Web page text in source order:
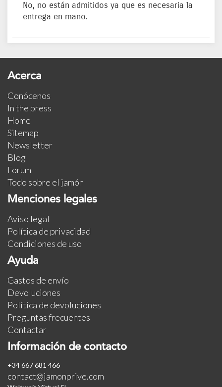
No, no están admitidos ya que es necesaria la
entrega en mano.
Acerca
Conócenos
In the press
Home
Sitemap
Newsletter
Blog
Forum
Todo sobre el jamón
Menciones legales
Aviso legal
Política de privacidad
Condiciones de uso
Ayuda
Gastos de envío
Devoluciones
Política de devoluciones
Preguntas frecuentes
Contactar
Información de contacto
+34 667 681 466
contact@jamonprive.com